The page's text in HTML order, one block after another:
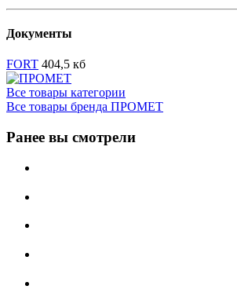
Документы
FORT 404,5 кб
Все товары категории
Все товары бренда ПРОМЕТ
Ранее вы смотрели